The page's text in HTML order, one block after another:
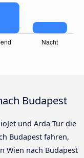
Budapest
und Arda Tur die
Budapest fahren,
Wien nach Budapest